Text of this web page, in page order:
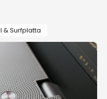
& Surfplatta